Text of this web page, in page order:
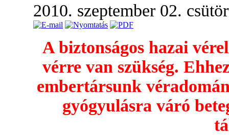
2010. szeptember 02.
A biztonságos hazai
vérre van szükség.
embertársunk
gyógyulásra váró